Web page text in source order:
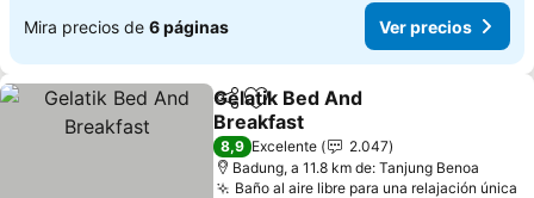
Mira precios de 6 páginas Ver precios
CompartirAgregar a favoritos
Gelatik Bed And
Breakfast
8,9 Excelente
2.047
Badung, a 11.8 km de: Tanjung Benoa
Baño al aire libre para una relajación única